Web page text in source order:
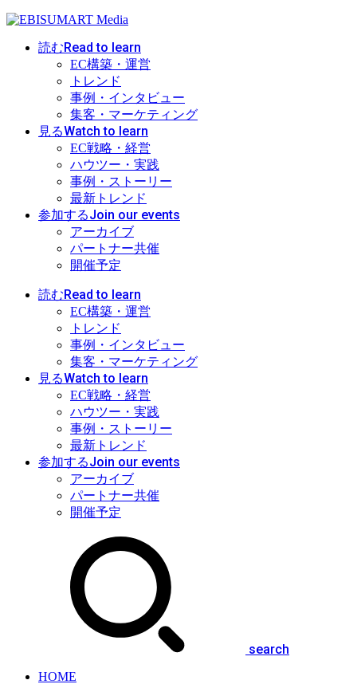
読むRead to learn
EC構築・運営
トレンド
事例・インタビュー
集客・マーケティング
見るWatch to learn
EC戦略・経営
ハウツー・実践
事例・ストーリー
最新トレンド
参加するJoin our events
アーカイブ
パートナー共催
開催予定
読むRead to learn
EC構築・運営
トレンド
事例・インタビュー
集客・マーケティング
見るWatch to learn
EC戦略・経営
ハウツー・実践
事例・ストーリー
最新トレンド
参加するJoin our events
アーカイブ
パートナー共催
開催予定
search
HOME